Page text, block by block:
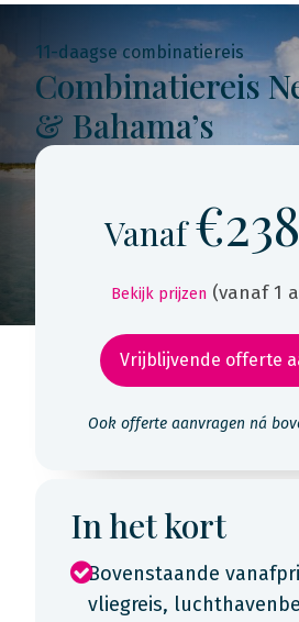
11-daagse combinatiereis
Combinatiereis
& Bahama’s
Vanaf
Bekijk prijzen (vanaf 1
Vrijblijvende offerte
Ook offerte aanvragen ná
In het kort
Bovenstaande
vliegreis,